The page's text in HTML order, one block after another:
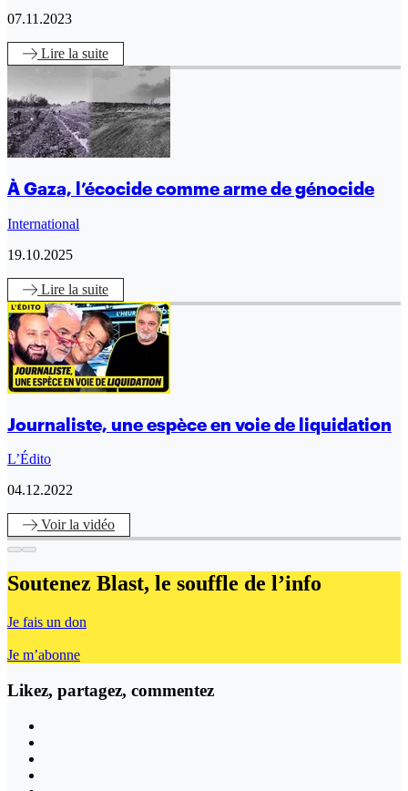
07.11.2023
Lire la suite
À Gaza, l’écocide comme arme de génocide
International
19.10.2025
Lire la suite
Journaliste, une espèce en voie de liquidation
L’Édito
04.12.2022
Voirla vidéo
Soutenez Blast, le souffle de l’info
Je fais un don
Je m’abonne
Likez, partagez, commentez